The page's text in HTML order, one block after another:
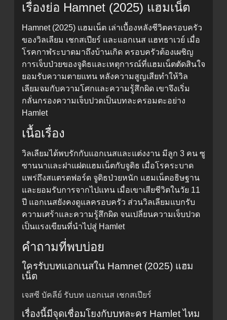
เรื่องย่อ Hamnet (2025) แฮมเน็ต
Hamnet (2025) แฮมเน็ต เล่าเบื้องหลังชีวิตครอบครัว
ของวิลเลียม เชกสเปียร์ และแอกเนส แฮทธาเวย์ เมื่อ
โรคกาฬระบาดมาถึงบ้านเกิด ครอบครัวต้องเผชิญ
การเจ็บป่วยของจูดิธและเหตุการณ์ที่แฮมเน็ตตัดสินใจ
ยอมรับความตายแทน หลังความสูญเสียทำให้วิล
เลียมจมกับความโศกและความรู้สึกผิด เขาจึงเริ่ม
กลั่นกรองความเจ็บปวดเป็นบทละครอมตะอย่าง
Hamlet
เนื้อเรื่อง
วิลเลียมได้พบรักกับแอกเนสและแต่งงาน มีลูก 3 คน ซู
ซานนาและฝาแฝดแฮมเน็ตกับจูดิธ เมื่อโรคระบาด
แพร่ถึงสแตรตฟอร์ด จูดิธป่วยหนัก แฮมเน็ตอธิษฐาน
และยอมรับการจากไปแทน เมื่อเขาเสียชีวิตในวัย 11
ปี แอกเนสยังคงดูแลครอบครัว ส่วนวิลเลียมแบกรับ
ความเศร้าและความรู้สึกผิด จนเปลี่ยนความเจ็บปวด
เป็นแรงเขียนที่นำไปสู่ Hamlet
คำถามที่พบบ่อย
ใครรับบทแอกเนสใน Hamnet (2025) แฮม
เน็ต
เจสซี บัคลีย์ รับบท แอกเนส เชกสเปียร์
เรื่องนี้มีจุดเชื่อมโยงกับบทละคร Hamlet ไหม